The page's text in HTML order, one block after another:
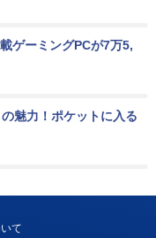
ゲーミングPCが7万5,
魅力！ポケットに入る
て